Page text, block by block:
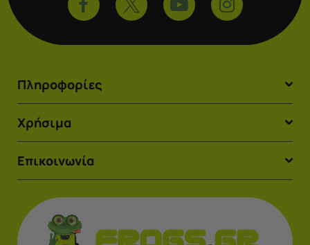
Πληροφορίες
Χρήσιμα
Επικοινωνία